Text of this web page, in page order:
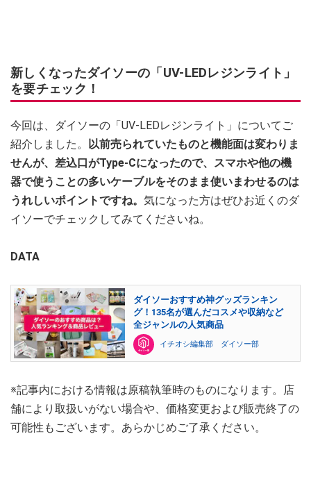
新しくなったダイソーの「UV-LEDレジンライト」
を要チェック！
今回は、ダイソーの「UV-LEDレジンライト」についてご
紹介しました。
以前売られていたものと機能面は変わりま
せんが、差込口がType-Cになったので、スマホや他の機
器で使うことの多いケーブルをそのまま使いまわせるのは
うれしいポイントですね。 気になった方はぜひお近くのダ
イソーでチェックしてみてくださいね。
DATA
ダイソーおすすめ神グッズランキン
グ！135名が選んだコスメや収納など
全ジャンルの人気商品
イチオシ編集部 ダイソー部
※記事内における情報は原稿執筆時のものになります。店
舗により取扱いがない場合や、価格変更および販売終了の
可能性もございます。あらかじめご了承ください。